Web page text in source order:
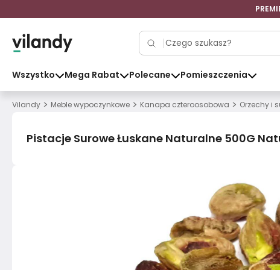
Wszystko Mega Rabat Polecane Pomieszczenia
Vilandy > Meble wypoczynkowe > Kanapa czteroosobowa > Orzechy i
Pistacje Surowe Łuskane Naturalne 500G